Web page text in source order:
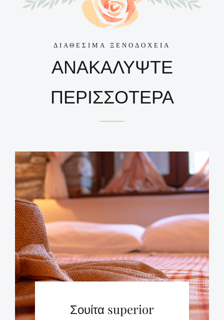
ΔΙΑΘΕΣΙΜΑ ΞΕΝΟΔΟΧΕΙΑ
ΑΝΑΚΑΛΥΨΤΕ
ΠΕΡΙΣΣΟΤΕΡΑ
Σουίτα superior